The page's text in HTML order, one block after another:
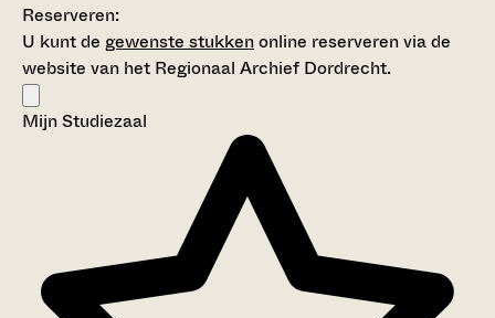
Reserveren:
U kunt de gewenste stukkenonline reserveren via de
website van het Regionaal Archief Dordrecht.
Mijn Studiezaal